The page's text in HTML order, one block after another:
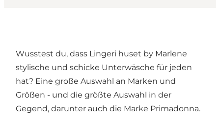
Wusstest du, dass Lingeri huset by Marlene
stylische und schicke Unterwäsche für jeden
hat? Eine große Auswahl an Marken und
Größen - und die größte Auswahl in der
Gegend, darunter auch die Marke Primadonna.